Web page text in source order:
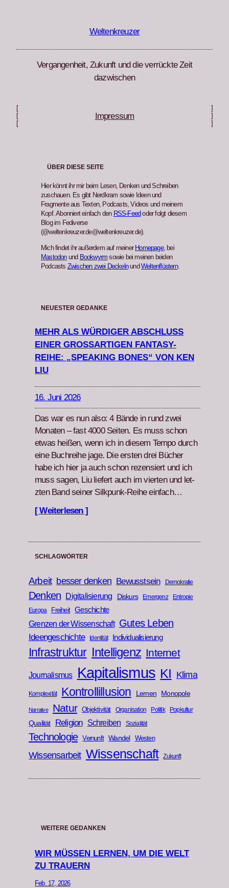
Weltenkreuzer
Vergangenheit, Zukunft und die verrückte Zeit
dazwischen
Impressum
ÜBER DIESE SEITE
Hier könnt ihr mir beim Lesen, Denken und Schreiben
zuschauen. Es gibt Nerdkram sowie Ideen und
Fragmente aus Texten, Podcasts, Videos und meinem
Kopf. Abonniert einfach den RSS-Feed oder folgt diesem
Blog im Fediverse
(@weltenkreuzer.de@weltenkreuzer.de).
Mich findet ihr außerdem auf meiner Homepage, bei
Mastodonund Bookwyrm sowie bei meinen beiden
Podcasts Zwischen zwei DeckelnundWeltenflüstern.
NEUESTER GEDANKE
MEHR ALS WÜRDIGER ABSCHLUSS
EINER GROSSARTIGEN FANTASY-R
EIHE: „SPEAKING BONES“ VON KEN L
IU
16. Juni 2026
Das war es nun also: 4 Bände in rund zwei
Monat­en – fast 4000 Seit­en. Es muss schon
etwas heißen, wenn ich in diesem Tem­po durch
eine Buchrei­he jage. Die ersten drei Büch­er
habe ich hier ja auch schon rezen­siert und ich
muss sagen, Liu liefert auch im vierten und let­
zten Band sein­er Silkpunk-Rei­he ein­fach…
[ Weiterlesen ]
SCHLAGWÖRTER
Arbeit besser denken Bewusstsein Demokratie
Denken Digitalisierung Diskurs Emergenz
Entropie
Europa
Freiheit Geschichte
Grenzen der Wissenschaft Gutes Leben
Ideengeschichte Identität Individualisierung
Infrastruktur Intelligenz Internet
Journalismus Kapitalismus KI Klima
Komplexität Kontrollillusion Lernen Monopole
Narrative Natur Objektivität Organisation Politik Popkultur
Qualität Religion Schreiben Sozialität
Technologie Vernunft Wandel Westen
Wissensarbeit Wissenschaft Zukunft
WEITERE GEDANKEN
WIR MÜSSEN LERNEN, UM DIE WELT
ZU TRAUERN
Feb. 17, 2026